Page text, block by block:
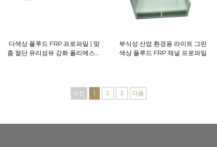
다색상 풀루드 FRP 프로파일 | 맞
춤 절단 유리섬유 강화 폴리에스터
부식성 산업 환경용 라이트 그린
색상 풀루드 FRP 채널 프로파일
이전 1 2 3 다음